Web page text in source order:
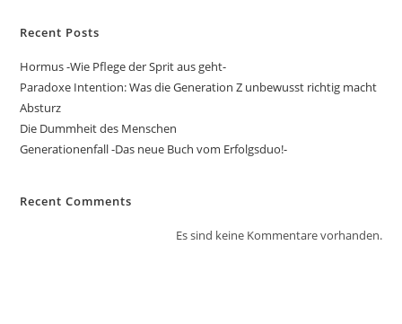
Recent Posts
Hormus -Wie Pflege der Sprit aus geht-
Paradoxe Intention: Was die Generation Z unbewusst richtig macht
Absturz
Die Dummheit des Menschen
Generationenfall -Das neue Buch vom Erfolgsduo!-
Recent Comments
Es sind keine Kommentare vorhanden.